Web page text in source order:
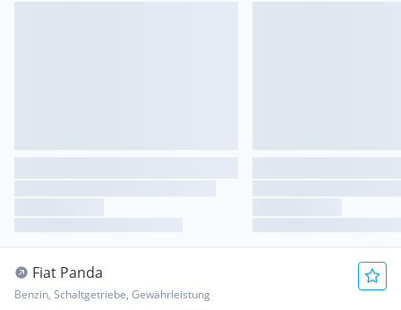
Fiat Panda
Benzin, Schaltgetriebe, Gewährleistung